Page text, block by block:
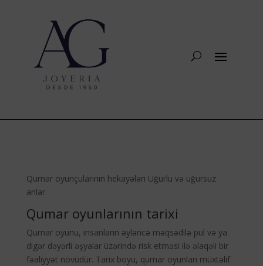
Qumar oyunçularının hekayələri Uğurlu və uğursuz
anlar
Qumar oyunlarının tarixi
Qumar oyunu, insanların əyləncə məqsədilə pul və ya
digər dəyərli əşyalar üzərində risk etməsi ilə əlaqəli bir
fəaliyyət növüdür. Tarix boyu, qumar oyunları müxtəlif